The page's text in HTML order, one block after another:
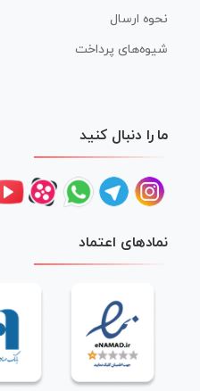
نحوه ارسال
شیوه‌های پرداخت
ما را دنبال کنید
نمادهای اعتماد